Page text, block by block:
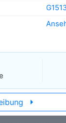
arrow_right